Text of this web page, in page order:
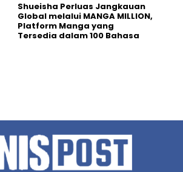
Shueisha Perluas Jangkauan
Global melalui MANGA MILLION,
Platform Manga yang
Tersedia dalam 100 Bahasa